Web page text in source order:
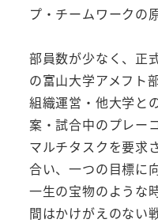
プ・チームワークの
部員数が少なく、正
の富山大学アメフト部
組織運営・他大学と
案・試合中のプレー
マルチタスクを要求
合い、一つの目標に
一生の宝物のような
間はかけがえのない